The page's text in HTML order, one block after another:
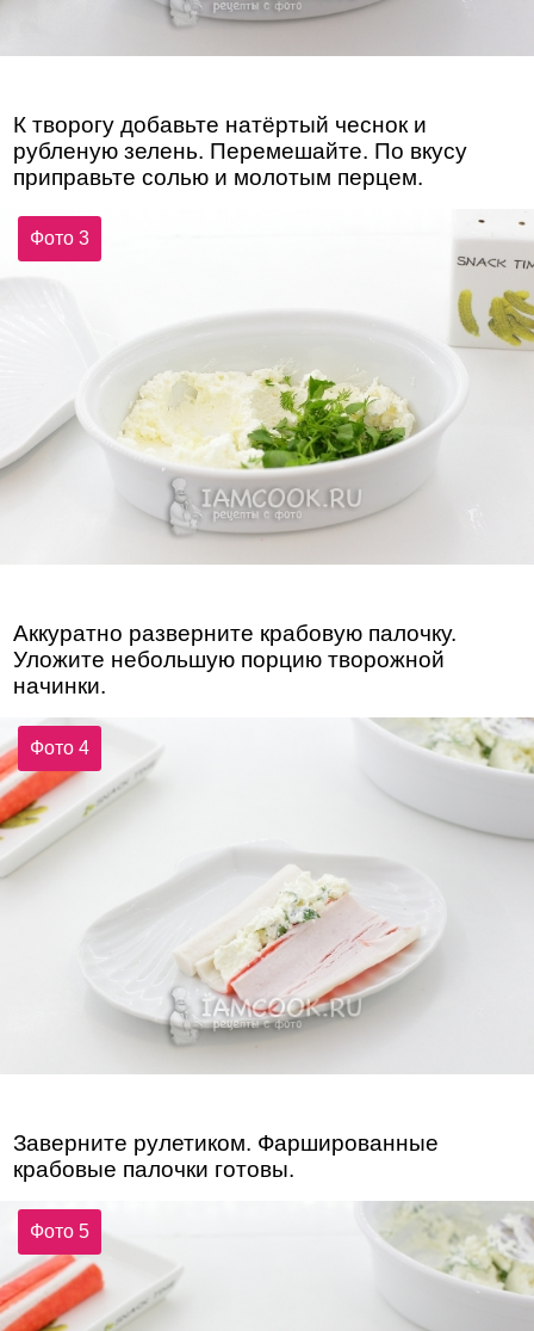
К творогу добавьте натёртый чеснок и
рубленую зелень. Перемешайте. По вкусу
приправьте солью и молотым перцем.
Фото 3
Аккуратно разверните крабовую палочку.
Уложите небольшую порцию творожной
начинки.
Фото 4
Заверните рулетиком. Фаршированные
крабовые палочки готовы.
Фото 5